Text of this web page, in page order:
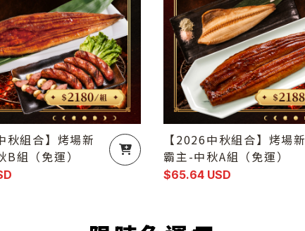
秋組合】烤場新
組（免運）
【2026中秋組合】烤場新
霸主-中秋A組（免運）
$65.64 USD